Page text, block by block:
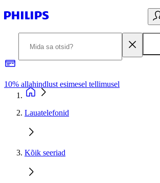
10% allahindlust esimesel tellimusel
Lauatelefonid
Kõik seeriad